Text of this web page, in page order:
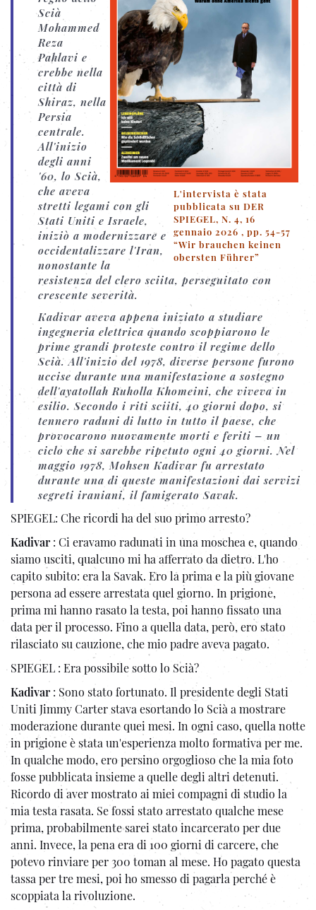
L'intervista è stata
pubblicata su DER
SPIEGEL, N. 4, 16
gennaio 2026 , pp. 54-57
“Wir brauchen keinen
obersten Führer”
Scià
Mohammed
Reza
Pahlavi e
crebbe nella
città di
Shiraz, nella
Persia
centrale.
All'inizio
degli anni
'60, lo Scià,
che aveva
stretti legami con gli
Stati Uniti e Israele,
iniziò a modernizzare e
occidentalizzare l'Iran,
nonostante la
resistenza del clero sciita, perseguitato con
crescente severità.
Kadivar aveva appena iniziato a studiare
ingegneria elettrica quando scoppiarono le
prime grandi proteste contro il regime dello
Scià. All'inizio del 1978, diverse persone furono
uccise durante una manifestazione a sostegno
dell'ayatollah Ruholla Khomeini, che viveva in
esilio. Secondo i riti sciiti, 40 giorni dopo, si
tennero raduni di lutto in tutto il paese, che
provocarono nuovamente morti e feriti – un
ciclo che si sarebbe ripetuto ogni 40 giorni. Nel
maggio 1978, Mohsen Kadivar fu arrestato
durante una di queste manifestazioni dai servizi
segreti iraniani, il famigerato Savak.
SPIEGEL: Che ricordi ha del suo primo arresto?
Kadivar: Ci eravamo radunati in una moschea e, quando
siamo usciti, qualcuno mi ha afferrato da dietro. L'ho
capito subito: era la Savak. Ero la prima e la più giovane
persona ad essere arrestata quel giorno. In prigione,
prima mi hanno rasato la testa, poi hanno fissato una
data per il processo. Fino a quella data, però, ero stato
rilasciato su cauzione, che mio padre aveva pagato.
SPIEGEL : Era possibile sotto lo Scià?
Kadivar: Sono stato fortunato. Il presidente degli Stati
Uniti Jimmy Carter stava esortando lo Scià a mostrare
moderazione durante quei mesi. In ogni caso, quella notte
in prigione è stata un'esperienza molto formativa per me.
In qualche modo, ero persino orgoglioso che la mia foto
fosse pubblicata insieme a quelle degli altri detenuti.
Ricordo di aver mostrato ai miei compagni di studio la
mia testa rasata. Se fossi stato arrestato qualche mese
prima, probabilmente sarei stato incarcerato per due
anni. Invece, la pena era di 100 giorni di carcere, che
potevo rinviare per 300 toman al mese. Ho pagato questa
tassa per tre mesi, poi ho smesso di pagarla perché è
scoppiata la rivoluzione.